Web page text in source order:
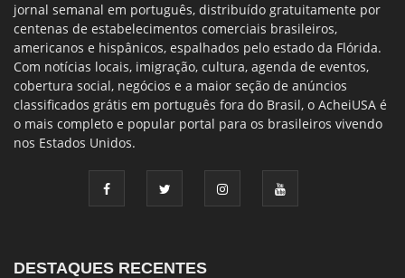
jornal semanal em português, distribuído gratuitamente por
centenas de estabelecimentos comerciais brasileiros,
americanos e hispânicos, espalhados pelo estado da Flórida.
Com notícias locais, imigração, cultura, agenda de eventos,
cobertura social, negócios e a maior seção de anúncios
classificados grátis em português fora do Brasil, o AcheiUSA é
o mais completo e popular portal para os brasileiros vivendo
nos Estados Unidos.
DESTAQUES RECENTES